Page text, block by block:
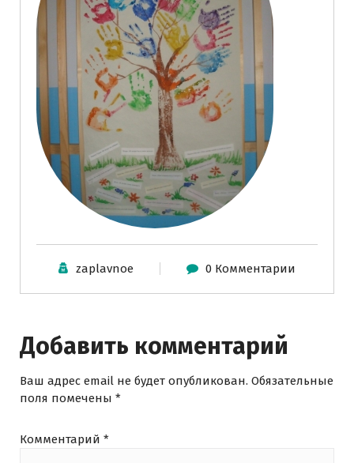
zaplavnoe 0 Комментарии
Добавить комментарий
Ваш адрес email не будет опубликован. Обязательные
поля помечены *
Комментарий *